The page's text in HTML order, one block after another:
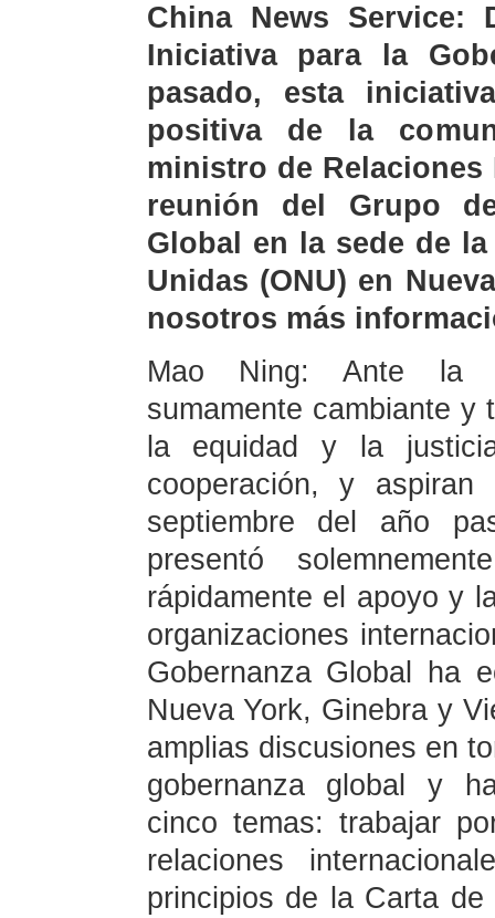
China News Service:
Iniciativa para la
pasado, esta
positiva de la
ministro de Relaciones
reunión del Grupo
Global en la sede de
Unidas (ONU) en
nosotros más
Mao Ning: Ante la
sumamente cambiante y
la equidad y la
cooperación, y
septiembre del año
presentó
rápidamente el apoyo y
organizaciones
Gobernanza Global ha
Nueva York, Ginebra y
amplias discusiones en
gobernanza global y
cinco temas: trabajar
relaciones
principios de la Carta